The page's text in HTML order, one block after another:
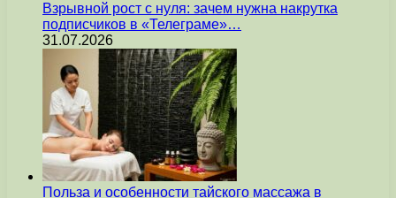
Взрывной рост с нуля: зачем нужна накрутка
подписчиков в «Телеграме»…
31.07.2026
Польза и особенности тайского массажа в